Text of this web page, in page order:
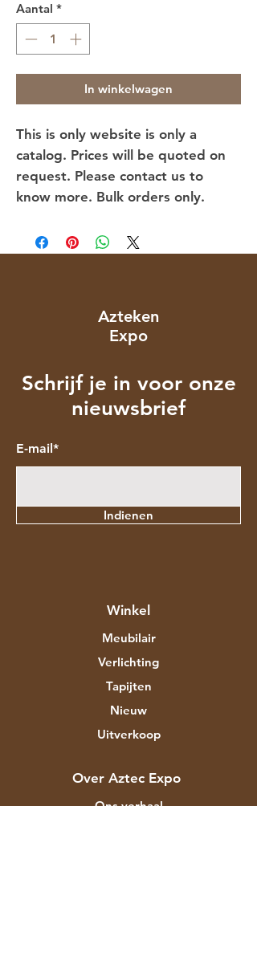
Aantal *
In winkelwagen
This is only website is only a
catalog. Prices will be quoted on
request. Please contact us to
know more. Bulk orders only.
Azteken
Expo
Schrijf je in voor onze
nieuwsbrief
E-mail*
Indienen
Winkel
Meubilair
Verlichting
Tapijten
Nieuw
Uitverkoop
Over Aztec Expo
Ons verhaal